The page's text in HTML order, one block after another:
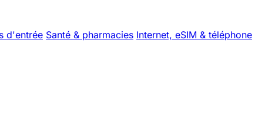
d'entrée Santé & pharmacies Internet, eSIM & téléphone